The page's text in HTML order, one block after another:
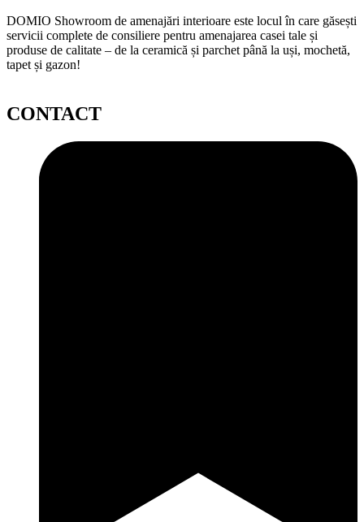
DOMIO Showroom de amenajări interioare este locul în care găsești
servicii complete de consiliere pentru amenajarea casei tale și
produse de calitate – de la ceramică și parchet până la uși, mochetă,
tapet și gazon!
CONTACT